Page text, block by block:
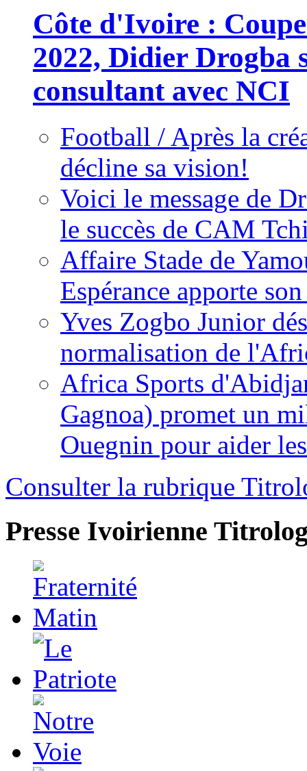
Côte d'Ivoire :
2022, Didier Drogba
consultant avec NCI
Football / Après la
décline sa vision!
Voici le message de
le succès de CAM
Affaire Stade de
Espérance apporte
Yves Zogbo Junior
normalisation de
Africa Sports
Gagnoa) promet un
Ouegnin pour aider
Consulter la rubrique
Presse Ivoirienne